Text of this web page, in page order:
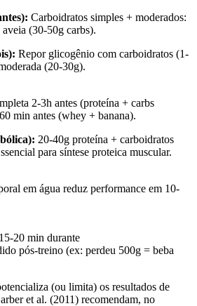
Carboidratos simples + moderados:
(30-50g carbs).
Repor glicogênio com carboidratos (1-
(20-30g).
2-3h antes (proteína + carbs
min antes (whey + banana).
20-40g proteína + carboidratos
para síntese proteica muscular.
em água reduz performance em 10-
20 min durante
pós-treino (ex: perdeu 500g = beba
(ou limita) os resultados de
et al. (2011) recomendam, no